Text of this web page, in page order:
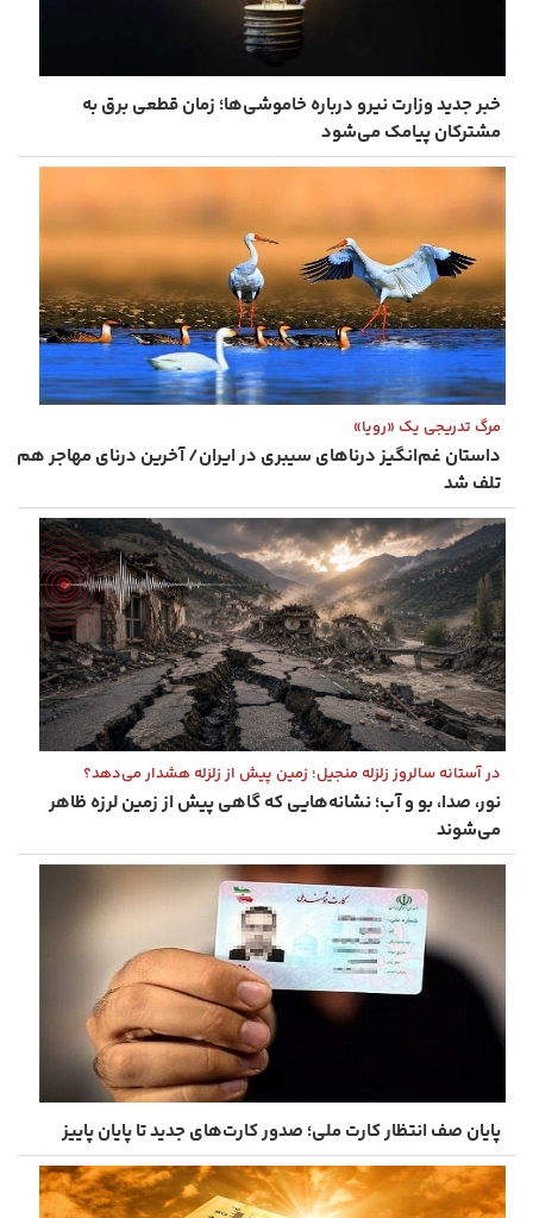
خبر جدید وزارت نیرو درباره خاموشی‌ها؛ زمان قطعی برق به
مشترکان پیامک می‌شود
مرگ تدریجی یک «رویا»
داستان غم‌انگیز درناهای سیبری در ایران/ آخرین درنای مهاجر هم
تلف شد
در آستانه سالروز زلزله منجیل؛ زمین پیش از زلزله هشدار می‌دهد؟
نور، صدا، بو و آب؛ نشانه‌هایی که گاهی پیش از زمین ‌لرزه ظاهر
می‌شوند
پایان صف انتظار کارت ملی؛ صدور کارت‌های جدید تا پایان پاییز